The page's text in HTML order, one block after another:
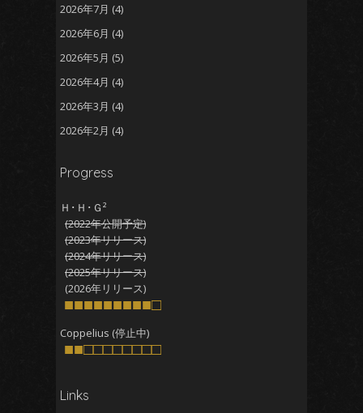
2026年7月 (4)
2026年6月 (4)
2026年5月 (5)
2026年4月 (4)
2026年3月 (4)
2026年2月 (4)
2025年12月
2025年11月
2025年10月(4)
2025年9月 (4)
2025年8月(5)
2025年7月(4)
(4)
2025年5月(5)
2025年3月
Progress
Ｈ･Ｈ･Ｇ²
(2022年公開予定)
(2023年リリース)
(2024年リリース)
(2025年リリース)
(2026年リリース)
■■■■■■■■■□
Coppelius (停止中)
■■□□□□□□□□
Links